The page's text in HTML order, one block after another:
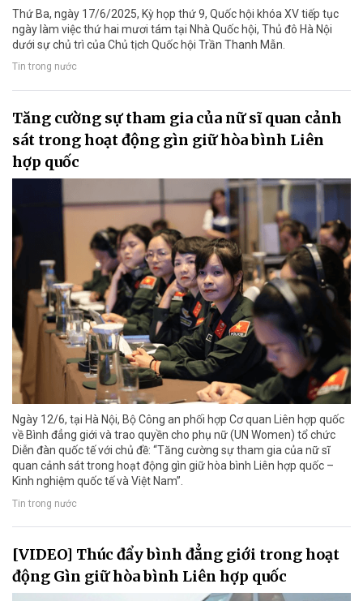
Thứ Ba, ngày 17/6/2025, Kỳ họp thứ 9, Quốc hội khóa XV tiếp tục
ngày làm việc thứ hai mươi tám tại Nhà Quốc hội, Thủ đô Hà Nội
dưới sự chủ trì của Chủ tịch Quốc hội Trần Thanh Mẫn.
Tin trong nước
Tăng cường sự tham gia của nữ sĩ quan cảnh
sát trong hoạt động gìn giữ hòa bình Liên
hợp quốc
Ngày 12/6, tại Hà Nội, Bộ Công an phối hợp Cơ quan Liên hợp quốc
về Bình đẳng giới và trao quyền cho phụ nữ (UN Women) tổ chức
Diễn đàn quốc tế với chủ đề: “Tăng cường sự tham gia của nữ sĩ
quan cảnh sát trong hoạt động gìn giữ hòa bình Liên hợp quốc –
Kinh nghiệm quốc tế và Việt Nam”.
Tin trong nước
[VIDEO] Thúc đẩy bình đẳng giới trong hoạt
động Gìn giữ hòa bình Liên hợp quốc